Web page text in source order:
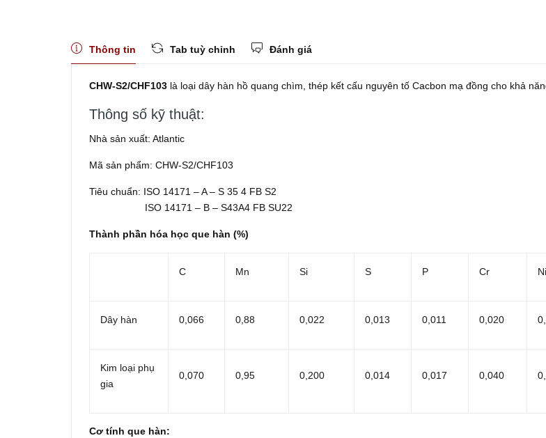
Thông tin Tab tuỳ chỉnh Đánh giá
CHW-S2/CHF103 là loại dây hàn hồ quang chìm, thép kết cấu nguyên tố Cacbon mạ đồng cho khả
Thông số kỹ thuật:
Nhà sản xuất: Atlantic
Mã sản phẩm: CHW-S2/CHF103
Tiêu chuẩn: ISO 14171 – A – S 35 4 FB S2
ISO 14171 – B – S43A4 FB SU22
Thành phần hóa học que hàn (%)
C Mn Si S P Cr Ni
Dây hàn 0,066 0,88 0,022 0,013 0,011 0,020
Kim loại phụ
gia
0,070 0,95 0,200 0,014 0,017 0,040
Cơ tính que hàn: